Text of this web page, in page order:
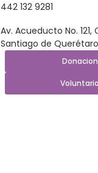
442 132 9281
Av. Acueducto No. 121,
Santiago de